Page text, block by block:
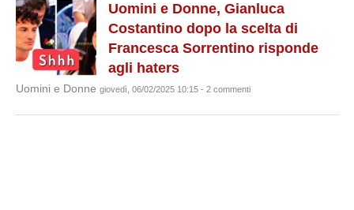
Uomini e Donne, Gianluca
Costantino dopo la scelta di
Francesca Sorrentino risponde
agli haters
Uomini e Donne giovedì, 06/02/2025 10:15 - 2 commenti